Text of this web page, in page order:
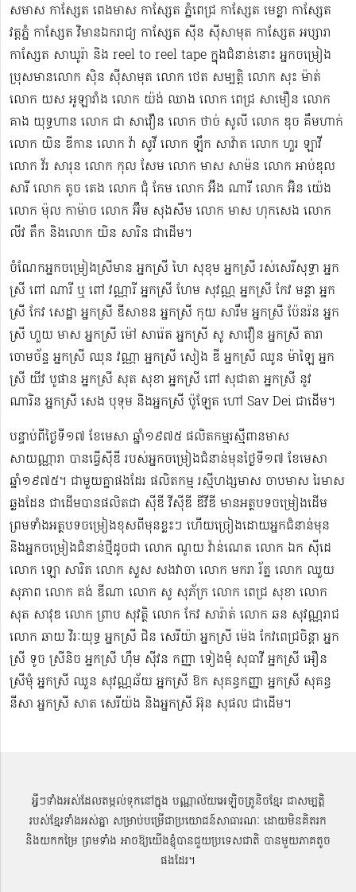
សមាស កាស្សែត ពេងមាស កាស្សែត ភ្នំពេជ្រ កាស្សែត មេខ្លា កាស្សែត
វត្តភ្នំ កាស្សែត វិមានឯករាជ្យ កាស្សែត ស៊ីន ស៊ីសាមុត កាស្សែត អប្សារា
កាស្សែត សាឃូរ៉ា និង reel to reel tape ក្នុងជំនាន់នោះ អ្នកចម្រៀង
ប្រុសមាន​លោក ស៊ិន ស៊ីសាមុត លោក ​ថេត សម្បត្តិ លោក សុះ ម៉ាត់
លោក យស អូឡារាំង លោក យ៉ង់ ឈាង លោក ពេជ្រ សាមឿន លោក
គាង យុទ្ធហាន លោក ជា សាវឿន លោក ថាច់ សូលី លោក ឌុច គឹមហាក់
លោក យិន ឌីកាន លោក វ៉ា សូវី លោក ឡឹក សាវ៉ាត លោក ហួរ ឡាវី
លោក វ័រ សារុន​ លោក កុល សែម លោក មាស សាម៉ន លោក អាប់ឌុល
សារី លោក តូច តេង លោក ជុំ កែម លោក អ៊ឹង ណារី លោក អ៊ិន យ៉េង​​
លោក ម៉ុល កាម៉ាច លោក អ៊ឹម សុងសឺម ​លោក មាស ហុក​សេង លោក​ ​​
លីវ តឹក និងលោក យិន សារិន ជាដើម។
ចំណែកអ្នកចម្រៀងស្រីមាន អ្នកស្រី ហៃ សុខុម​ អ្នកស្រី រស់សេរី​សុទ្ធា អ្នក
ស្រី ពៅ ណារី ឬ ពៅ វណ្ណារី អ្នកស្រី ហែម សុវណ្ណ អ្នកស្រី កែវ មន្ថា អ្នក
ស្រី កែវ សេដ្ឋា អ្នកស្រី ឌី​សាខន អ្នកស្រី កុយ សារឹម អ្នកស្រី ប៉ែនរ៉ន អ្នក
ស្រី ហួយ មាស អ្នកស្រី ម៉ៅ សារ៉េត ​អ្នកស្រី សូ សាវឿន អ្នកស្រី តារា
ចោម​ច័ន្ទ អ្នកស្រី ឈុន វណ្ណា អ្នកស្រី សៀង ឌី អ្នកស្រី ឈូន ម៉ាឡៃ អ្នក
ស្រី យីវ​ បូផាន​ អ្នកស្រី​ សុត សុខា អ្នកស្រី ពៅ សុជាតា អ្នកស្រី នូវ
ណារិន អ្នកស្រី សេង បុទុម និងអ្នកស្រី ប៉ូឡែត ហៅ Sav Dei ជាដើម។
បន្ទាប់​ពីថ្ងៃទី១៧ ខែមេសា ឆ្នាំ១៩៧៥​ ផលិតកម្មរស្មីពានមាស
សាយណ្ណារា បានធ្វើស៊ីឌី ​របស់អ្នកចម្រៀងជំនាន់មុនថ្ងៃទី១៧ ខែមេសា
ឆ្នាំ១៩៧៥។ ជាមួយគ្នាផងដែរ ផលិតកម្ម រស្មីហង្សមាស ចាបមាស រៃមាស​
ឆ្លងដែន ជាដើមបានផលិតជា ស៊ីឌី វីស៊ីឌី ឌីវីឌី មានអត្ថបទចម្រៀងដើម
ព្រមទាំងអត្ថបទចម្រៀងខុសពីមុន​ខ្លះៗ ហើយច្រៀងដោយអ្នកជំនាន់មុន
និងអ្នកចម្រៀងជំនាន់​ថ្មីដូចជា លោក ណូយ វ៉ាន់ណេត លោក ឯក ស៊ីដេ​​
លោក ឡោ សារិត លោក​​ សួស សងវាចា​ លោក មករា រ័ត្ន លោក ឈួយ
សុភាព លោក គង់ ឌីណា លោក សូ សុភ័ក្រ លោក ពេជ្រ សុខា លោក
សុត​ សាវុឌ លោក ព្រាប សុវត្ថិ លោក កែវ សារ៉ាត់ លោក ឆន សុវណ្ណរាជ
លោក ឆាយ វិរៈយុទ្ធ អ្នកស្រី ជិន សេរីយ៉ា អ្នកស្រី ម៉េង កែវពេជ្រចិន្តា អ្នក
ស្រី ទូច ស្រីនិច អ្នកស្រី ហ៊ឹម ស៊ីវន កញ្ញា​ ទៀងមុំ សុធាវី​​​ អ្នកស្រី អឿន
ស្រីមុំ អ្នកស្រី ឈួន សុវណ្ណឆ័យ អ្នកស្រី ឱក សុគន្ធកញ្ញា អ្នកស្រី សុគន្ធ
នីសា អ្នកស្រី សាត សេរីយ៉ង​ និងអ្នកស្រី​ អ៊ុន សុផល ជាដើម។
អ្វីៗទាំងអស់ដែលតម្កល់ទុកនៅក្នុង បណ្ណាល័យអេឡិចត្រូនិចខ្មែរ ជាសម្បតិ្ត
របស់ខ្មែរទាំងអស់គ្នា សម្រាប់បម្រើជាប្រយោជន៍សាធារណៈ ដោយមិនគិតរក
និងយកកម្រៃ ព្រមទាំង អាចឱ្យយើងខ្ញុំបានជួយប្រទេសជាតិ បានមួយភាគតូច
ផងដែរ។